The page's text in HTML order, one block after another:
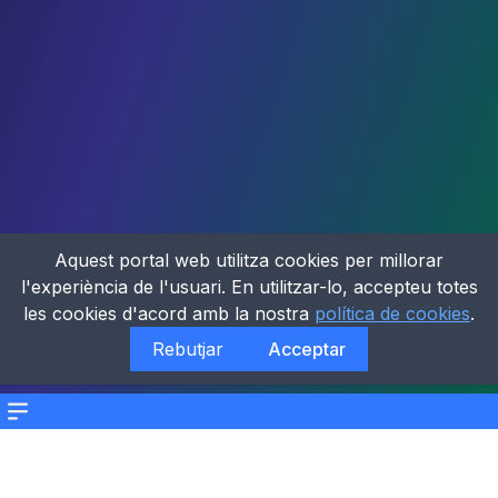
Menu
Aquest portal web utilitza cookies per millorar
l'experiència de l'usuari. En utilitzar-lo, accepteu totes
les cookies d'acord amb la nostra política de cookies.
Rebutjar
Acceptar